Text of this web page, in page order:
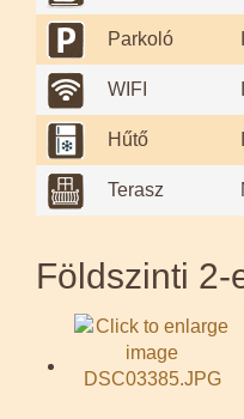
Parkoló
WIFI
Hűtő
Terasz
Földszinti 2-